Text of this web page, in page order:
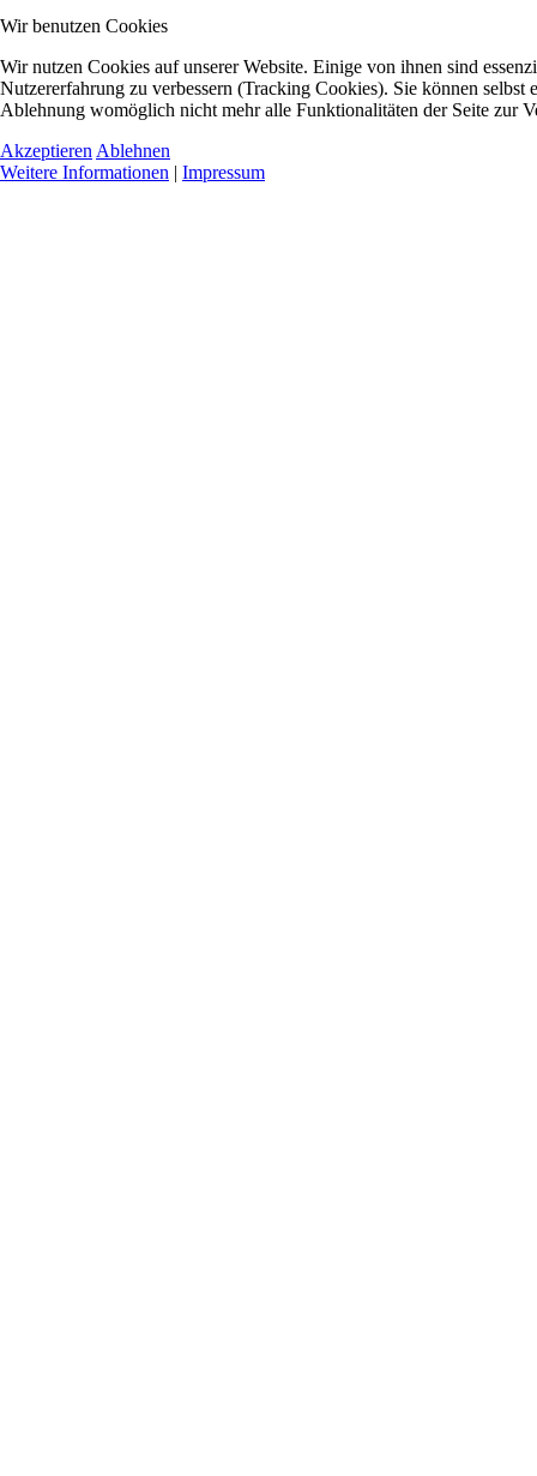
Wir benutzen Cookies
Wir nutzen Cookies auf unserer Website. Einige von ihnen sind
Nutzererfahrung zu verbessern (Tracking Cookies). Sie können selbst
Ablehnung womöglich nicht mehr alle Funktionalitäten der Seite zur
Akzeptieren Ablehnen
Weitere Informationen | Impressum